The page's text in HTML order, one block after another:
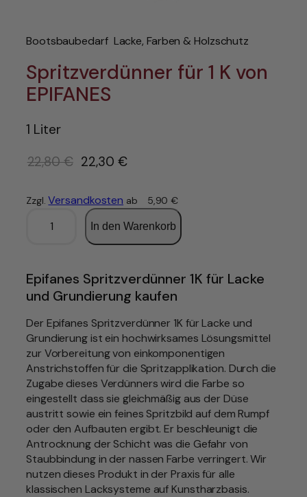
Bootsbaubedarf Lacke, Farben & Holzschutz
Spritzverdünner für 1 K von
EPIFANES
1 Liter
22,80€ U
s
p
g
l
c
h
e
r
P
r
e
i
s
w
22,30 €
Zzgl.Versandkosten ab 5,90€
t
v
e
r
d
ü
n
n
e
r
f
ü
r
1
In den Warenkorb
Epifanes Spritzverdünner 1K für Lacke
und Grundierung kaufen
Der Epifanes Spritzverdünner 1K für Lacke und
Grundierung ist ein hochwirksames Lösungsmittel
zur Vorbereitung von einkomponentigen
Anstrichstoffen für die Spritzapplikation. Durch die
Zugabe dieses Verdünners wird die Farbe so
eingestellt dass sie gleichmäßig aus der Düse
austritt sowie ein feines Spritzbild auf dem Rumpf
oder den Aufbauten ergibt. Er beschleunigt die
Antrocknung der Schicht was die Gefahr von
Staubbindung in der nassen Farbe verringert. Wir
nutzen dieses Produkt in der Praxis für alle
klassischen Lacksysteme auf Kunstharzbasis.